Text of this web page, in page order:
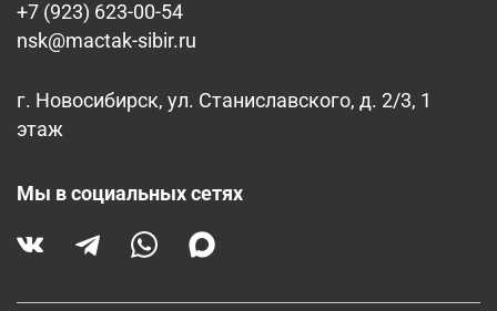
+7 (923) 623-00-54
nsk@mactak-sibir.ru
г. Новосибирск, ул. Станиславского, д. 2/3, 1
этаж
Мы в социальных сетях